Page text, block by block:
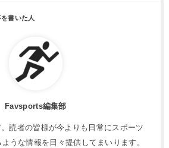
Favsports編集部
読者の皆様が今よりも日常にスポーツ
うな情報を日々提供してまいります。